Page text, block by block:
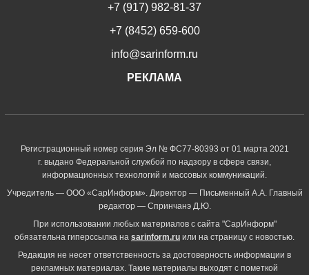
+7 (917) 982-81-37
+7 (8452) 659-600
info@sarinform.ru
РЕКЛАМА
Регистрационный номер серия Эл № ФС77-80393 от 01 марта 2021
г. выдано Федеральной службой по надзору в сфере связи,
информационных технологий и массовых коммуникаций.
Учредитель — ООО «СарИнформ». Директор — Письменный А.А. Главный
редактор — Спринчанэ Д.Ю.
При использовании любых материалов с сайта "СарИнформ"
обязательна гиперссылка на sarinform.ru или на страницу с новостью.
Редакция не несет ответственность за достоверность информации в
рекламных материалах. Такие материалы выходят с пометкой